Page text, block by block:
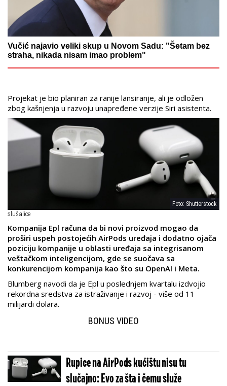
Vučić najavio veliki skup u Novom Sadu: "Šetam bez
straha, nikada nisam imao problem"
Projekat je bio planiran za ranije lansiranje, ali je odložen
zbog kašnjenja u razvoju unapređene verzije Siri asistenta.
Foto: Shutterstock
slušalice
Kompanija Epl računa da bi novi proizvod mogao da
proširi uspeh postojećih AirPods uređaja i dodatno ojača
poziciju kompanije u oblasti uređaja sa integrisanom
veštačkom inteligencijom, gde se suočava sa
konkurencijom kompanija kao što su OpenAI i Meta.
Blumberg navodi da je Epl u poslednjem kvartalu izdvojio
rekordna sredstva za istraživanje i razvoj - više od 11
milijardi dolara.
BONUS VIDEO
Rupice na AirPods kućištu nisu tu
slučajno: Evo za šta i čemu služe